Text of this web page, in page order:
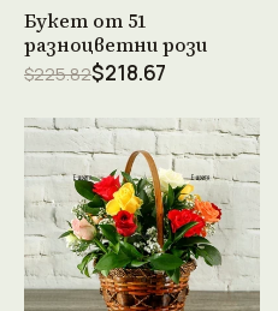
Виж продукта →
Букет от 51
разноцветни рози
$225.82$218.67